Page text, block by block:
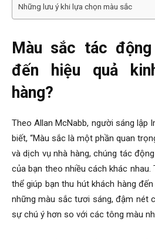
Những lưu ý khi lựa chọn màu sắc
Màu sắc tác
đến hiệu quả
hàng?
Theo Allan McNabb, người sáng lập
biết, “Màu sắc là một phần quan
và dịch vụ nhà hàng, chúng tác
của bạn theo nhiều cách khác
thể giúp bạn thu hút khách hàng
những màu sắc tươi sáng, đậm nét
sự chú ý hơn so với các tông màu